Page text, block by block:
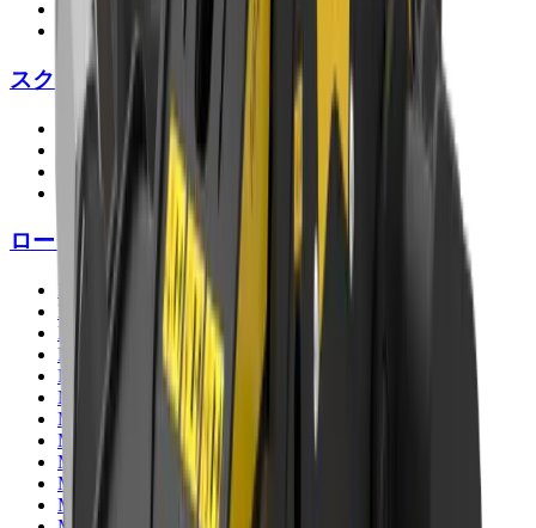
スクリーン
MB-S10
MB-S14
MB-S18
ロータリースクリーン
MB-HDS207
MB-HDS212
MB-HDS214
MB-HDS220
MB-HDS307
MB-HDS312
MB-HDS314
MB-HDS320
MB-HDS323
MB-HDS407
MB-HDS412